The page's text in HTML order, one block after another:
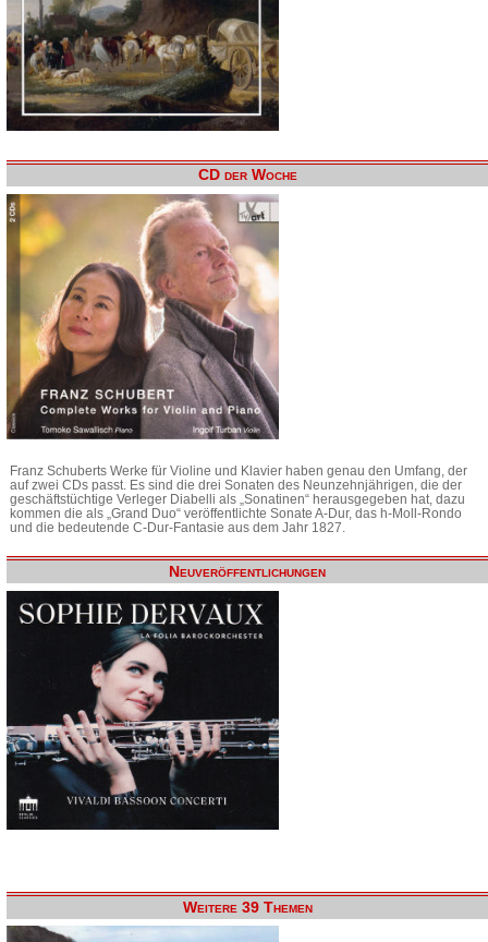
CD der Woche
Franz Schuberts Werke für Violine und Klavier haben genau den Umfang, der
auf zwei CDs passt. Es sind die drei Sonaten des Neunzehnjährigen, die der
geschäftstüchtige Verleger Diabelli als „Sonatinen“ herausgegeben hat, dazu
kommen die als „Grand Duo“ veröffentlichte Sonate A-Dur, das h-Moll-Rondo
und die bedeutende C-Dur-Fantasie aus dem Jahr 1827.
Neuveröffentlichungen
Weitere 39 Themen